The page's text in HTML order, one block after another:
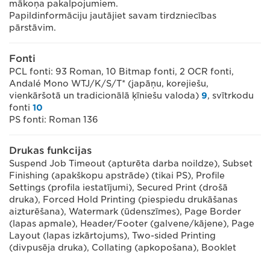
mākoņa pakalpojumiem.
Papildinformāciju jautājiet savam tirdzniecības
pārstāvim.
Fonti
PCL fonti: 93 Roman, 10 Bitmap fonti, 2 OCR fonti,
Andalé Mono WTJ/K/S/T* (japāņu, korejiešu,
vienkāršotā un tradicionālā ķīniešu valoda) 9, svītrkodu
fonti 10
PS fonti: Roman 136
Drukas funkcijas
Suspend Job Timeout (apturēta darba noildze), Subset
Finishing (apakškopu apstrāde) (tikai PS), Profile
Settings (profila iestatījumi), Secured Print (drošā
druka), Forced Hold Printing (piespiedu drukāšanas
aizturēšana), Watermark (ūdenszīmes), Page Border
(lapas apmale), Header/Footer (galvene/kājene), Page
Layout (lapas izkārtojums), Two-sided Printing
(divpusēja druka), Collating (apkopošana), Booklet